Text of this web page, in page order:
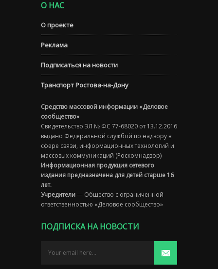
О НАС
О проекте
Реклама
Подписаться на новости
Транспорт Ростова-на-Дону
Средство массовой информации «Деловое
сообщество»
Свидетельство ЭЛ № ФС 77-68020 от 13.12.2016
выдано Федеральной службой по надзору в
сфере связи, информационных технологий и
массовых коммуникаций (Роскомнадзор)
Информационная продукция сетевого
издания предназначена для детей старше 16
лет.
Учредители— Общество с ограниченной
ответственностью «Деловое сообщество»
ПОДПИСКА НА НОВОСТИ